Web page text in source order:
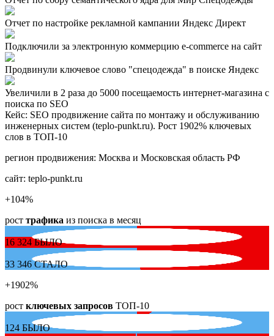
Отчет по настройке рекламной кампании Яндекс Директ
Подключили за электронную коммерцию e-commerce на сайт
Продвинули ключевое слово "спецодежда" в поиске Яндекс
Увеличили в 2 раза до 5000 посещаемость интернет-магазина с
поиска по SEO
Кейс: SEO продвижение сайта по монтажу и обслуживанию
инженерных систем (teplo-punkt.ru). Рост 1902% ключевых
слов в ТОП-10
регион продвижения: Москва и Московская область РФ
сайт: teplo-punkt.ru
+104%
рост трафика из поиска в месяц
16 324БЫЛО
33 346СТАЛО
+1902%
рост ключевых запросов ТОП-10
124 БЫЛО